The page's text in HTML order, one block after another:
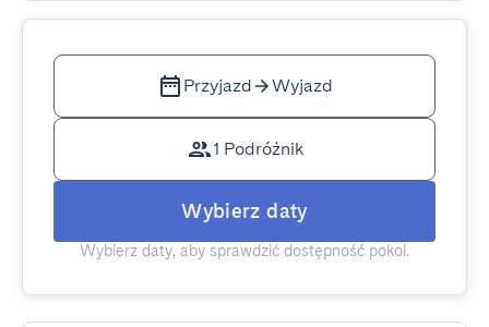
Przyjazd Wyjazd
1 Podróżnik
Wybierz daty
Wybierz daty, aby sprawdzić dostępność pokoi.